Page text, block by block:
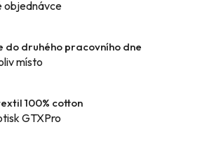
k
y
p
i
objednávce
do druhého pracovního dne
místo
100% cotton
GTXPro